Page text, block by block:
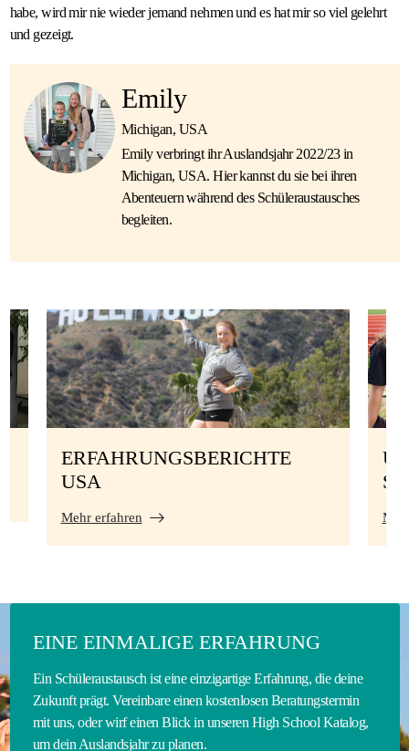
habe, wird mir nie wieder jemand nehmen und es hat mir so viel gelehrt
und gezeigt.
Emily
Michigan, USA
Emily verbringt ihr Auslandsjahr 2022/23 in
Michigan, USA. Hier kannst du sie bei ihren
Abenteuern während des Schüleraustausches
begleiten.
ERFAHRUNGSBERICHTE
USA
Mehr erfahren
EINE EINMALIGE ERFAHRUNG
Ein Schüleraustausch ist eine einzigartige Erfahrung, die deine
Zukunft prägt. Vereinbare einen kostenlosen Beratungstermin
mit uns, oder wirf einen Blick in unseren High School Katalog,
um dein Auslandsjahr zu planen.